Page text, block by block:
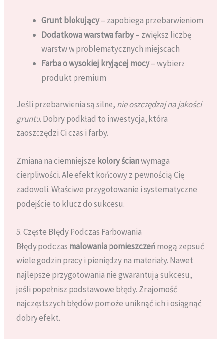
Grunt blokujący– zapobiega przebarwieniom
Dodatkowa warstwa farby– zwiększ liczbę
warstw w problematycznych miejscach
Farba o wysokiej kryjącej mocy– wybierz
produkt premium
Jeśli przebarwienia są silne, nie oszczędzaj na jakości
gruntu. Dobry podkład to inwestycja, która
zaoszczędzi Ci czas i farby.
Zmiana na ciemniejsze kolory ścianwymaga
cierpliwości. Ale efekt końcowy z pewnością Cię
zadowoli. Właściwe przygotowanie i systematyczne
podejście to klucz do sukcesu.
5. Częste Błędy Podczas Farbowania
Błędy podczas malowania pomieszczeńmogą zepsuć
wiele godzin pracy i pieniędzy na materiały. Nawet
najlepsze przygotowania nie gwarantują sukcesu,
jeśli popełnisz podstawowe błędy. Znajomość
najczęstszych błędów pomoże uniknąć ich i osiągnąć
dobry efekt.